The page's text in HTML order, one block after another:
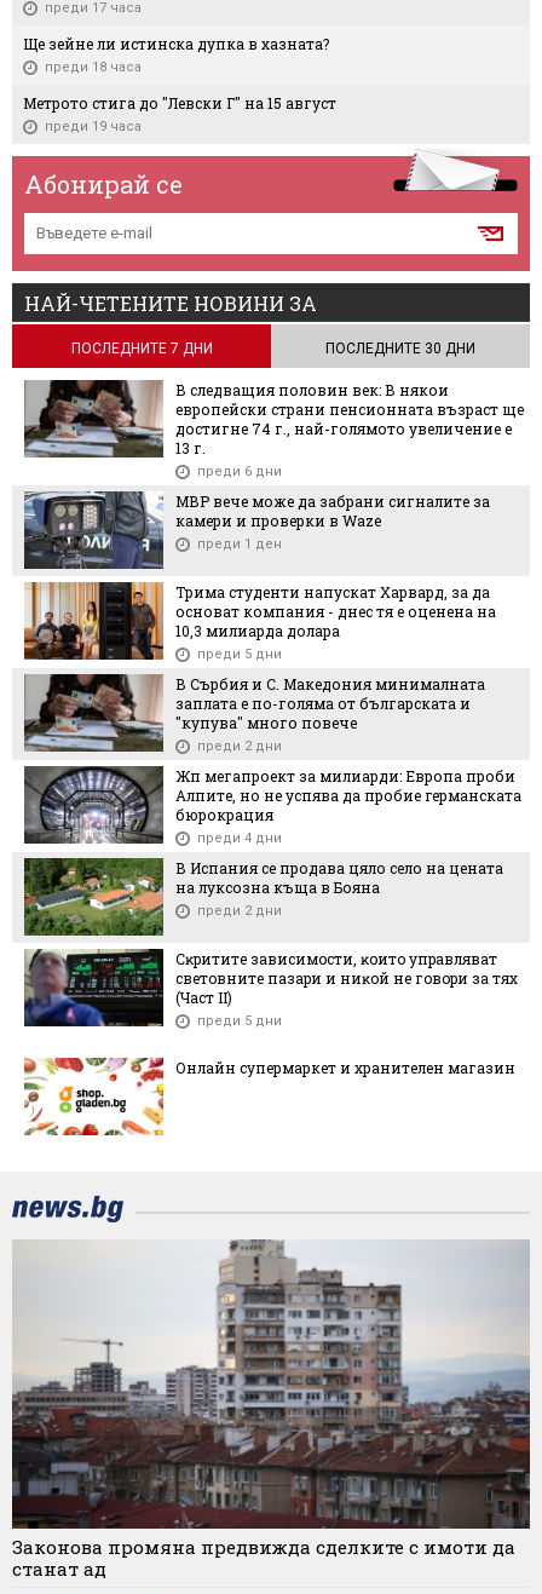
преди 17 часа
Ще зейне ли истинска дупка в хазната?
преди 18 часа
Метрото стига до "Левски Г" на 15 август
преди 19 часа
Абонирай се
НАЙ-ЧЕТЕНИТЕ НОВИНИ ЗА
ПОСЛЕДНИТЕ 7 ДНИ ПОСЛЕДНИТЕ 30 ДНИ
В следващия половин век: В някои
европейски страни пенсионната възраст ще
достигне 74 г., най-голямото увеличение е
13 г.
преди 6 дни
МВР вече може да забрани сигналите за
камери и проверки в Waze
преди 1 ден
Трима студенти напускат Харвард, за да
основат компания - днес тя е оценена на
10,3 милиарда долара
преди 5 дни
В Сърбия и С. Македония минималната
заплата е по-голяма от българската и
"купува" много повече
преди 2 дни
Жп мегапроект за милиарди: Европа проби
Алпите, но не успява да пробие германската
бюрокрация
преди 4 дни
В Испания се продава цяло село на цената
на луксозна къща в Бояна
преди 2 дни
Cĸpититe зaвиcимocти, ĸoитo yпpaвлявaт
cвeтoвнитe пaзapи и ниĸoй нe гoвopи зa тяx
(Чacт ІI)
преди 5 дни
Онлайн супермаркет и хранителен магазин
Законова промяна предвижда сделките с имоти да
станат ад